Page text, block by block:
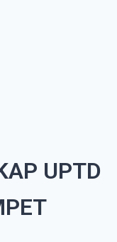
UPTD